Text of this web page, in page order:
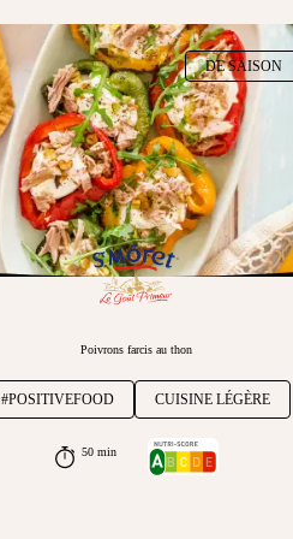
DE SAISON
Poivrons farcis au thon
#POSITIVEFOOD CUISINE LÉGÈRE
50 min